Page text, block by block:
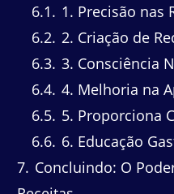
6.1
1. Precisão nas
6.2 2. Criação de
6.3 3. Consciência
6.4 4. Melhoria na
6.5 5. Proporciona
6.6 6. Educação
7 Concluindo: O